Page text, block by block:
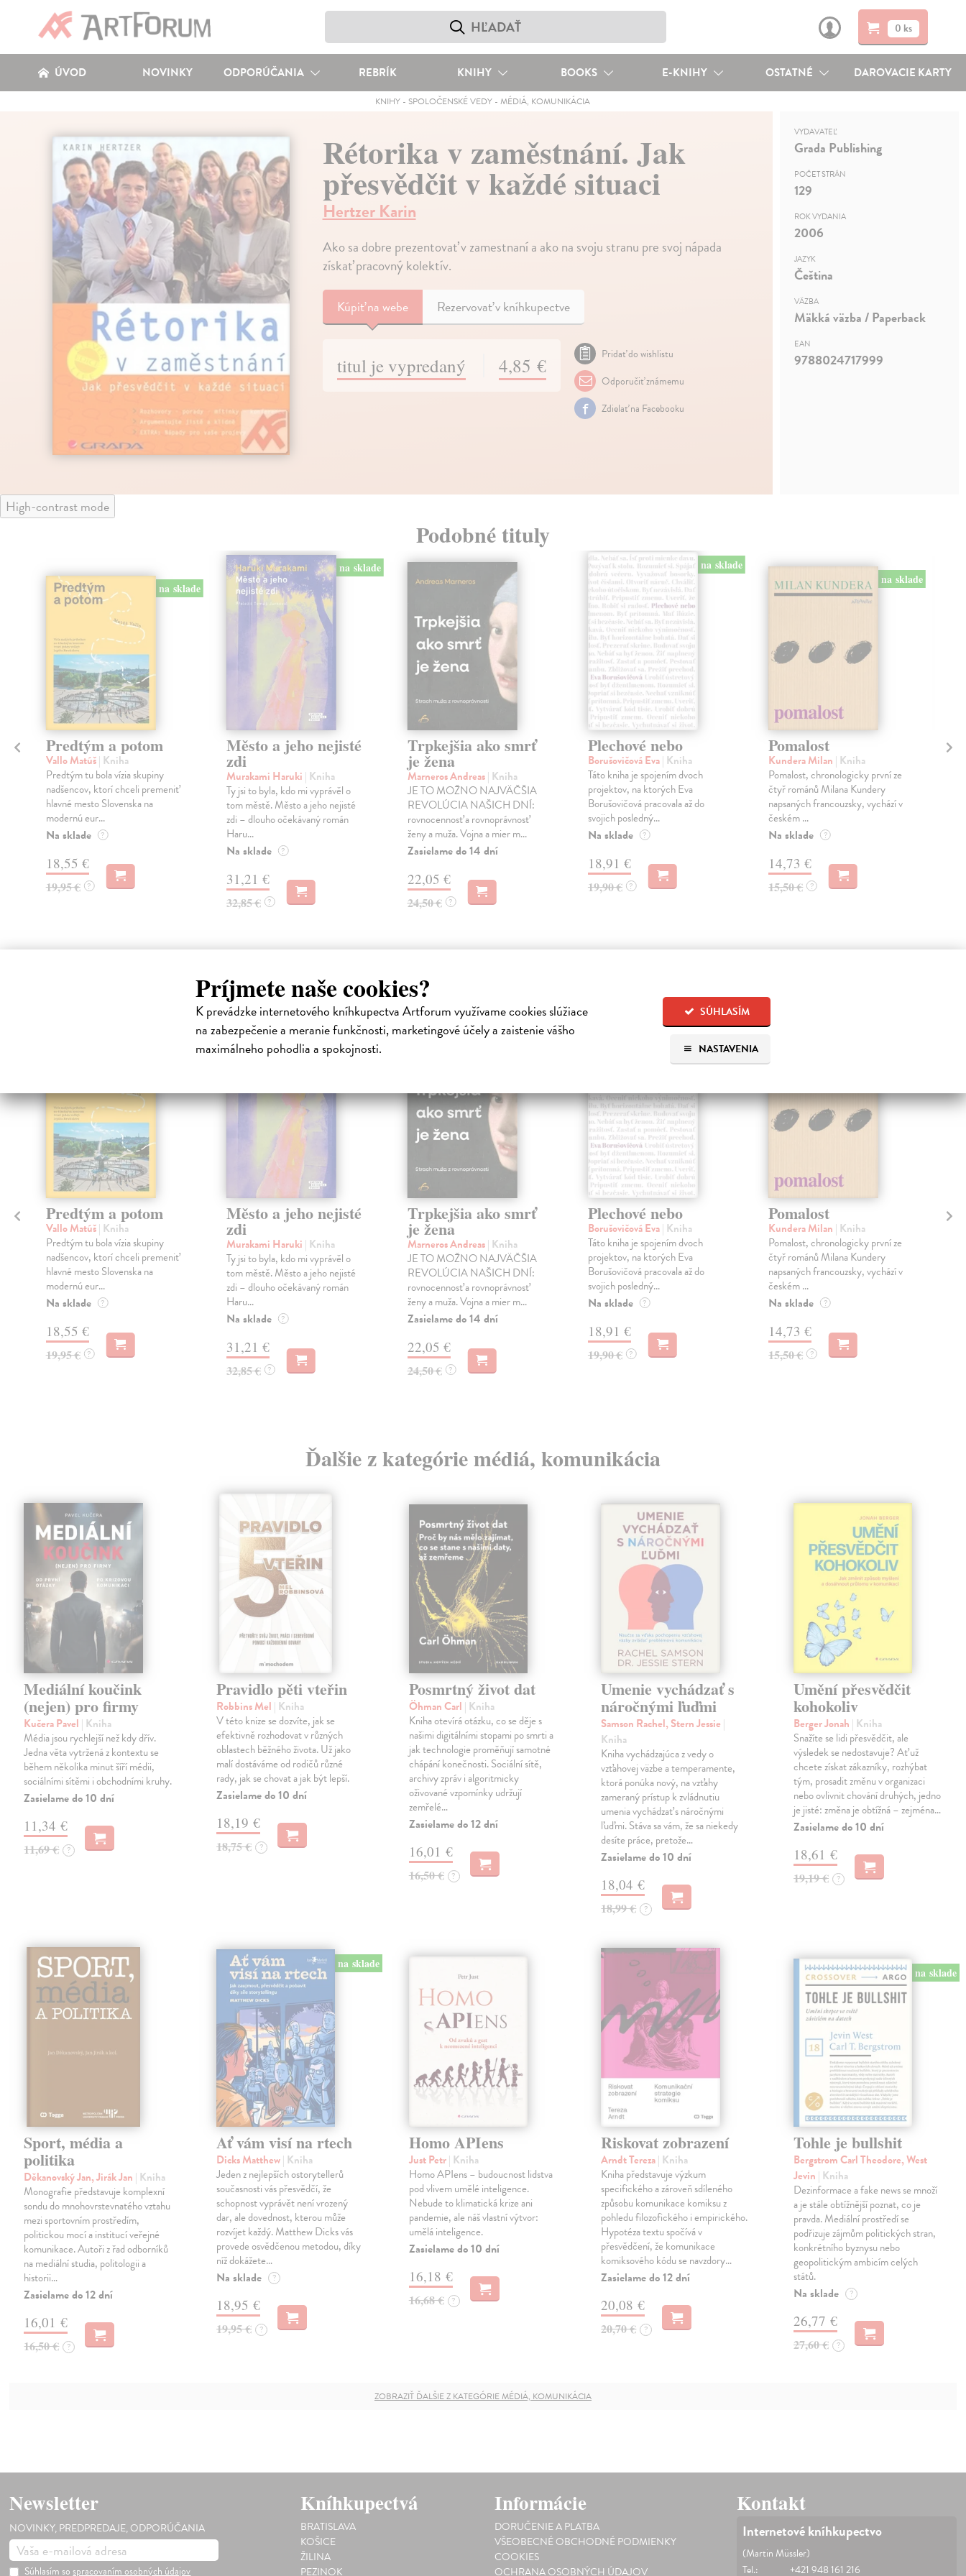
Príjmete naše cookies?
K prevádzke internetového kníhkupectva Artforum využívame cookies slúžiace
na zabezpečenie a meranie funkčnosti, marketingové účely a zaistenie vášho
maximálneho pohodlia a spokojnosti.
SÚHLASÍM
NASTAVENIA
0 ks
ÚVOD NOVINKY ODPORÚČANIA REBRÍK KNIHY BOOKS E-KNIHY OSTATNÉ DAROVACIE KARTY
KNIHY - SPOLOČENSKÉ VEDY -MÉDIÁ, KOMUNIKÁCIA
Rétorika v zaměstnání. Jak
přesvědčit v každé situaci
Hertzer Karin
Ako sa dobre prezentovať v zamestnaní a ako na svoju stranu pre svoj nápada
získať pracovný kolektív.
Kúpiťna webe Rezervovať v kníhkupectve
titul je vypredaný 4,85 €
Pridať do wishlistu
Odporučiť známemu
Zdielať na Facebooku
VYDAVATEĽ
Grada Publishing
POČET STRÁN
129
ROK VYDANIA
2006
JAZYK
Čeština
VÄZBA
Mäkká väzba / Paperback
EAN
9788024717999
High-contrast mode
Podobné tituly
na sklade
Predtým a potom
Vallo Matúš| Kniha
Predtým tu bola vízia skupiny
nadšencov, ktorí chceli premeniť
hlavné mesto Slovenska na
modernú eur...
Na sklade ?
18,55 €
19,95 € ?
na sklade
Město a jeho nejisté
zdi
Murakami Haruki | Kniha
Ty jsi to byla, kdo mi vyprávěl o
tom městě. Město a jeho nejisté
zdi – dlouho očekávaný román
Haru...
Na sklade ?
31,21 €
32,85 € ?
Trpkejšia ako smrť
je žena
Marneros Andreas| Kniha
JE TO MOŽNO NAJVÄČŠIA
REVOLÚCIA NAŠICH DNÍ:
rovnocennosť a rovnoprávnosť
ženy a muža. Vojna a mier m...
Zasielame do 14 dní
22,05 €
24,50 € ?
na sklade
Plechové nebo
Borušovičová Eva| Kniha
Táto kniha je spojením dvoch
projektov, na ktorých Eva
Borušovičová pracovala až do
svojich posledný...
Na sklade ?
18,91 €
19,90 € ?
na sklade
Pomalost
Kundera Milan | Kniha
Pomalost, chronologicky první ze
čtyř románů Milana Kundery
napsaných francouzsky, vychází v
českém ...
Na sklade ?
14,73 €
15,50 € ?
Čitatelia s podobným vkusom si kúpili aj:
na sklade
Predtým a potom
Vallo Matúš| Kniha
Predtým tu bola vízia skupiny
nadšencov, ktorí chceli premeniť
hlavné mesto Slovenska na
modernú eur...
Na sklade ?
18,55 €
19,95 € ?
na sklade
Město a jeho nejisté
zdi
Murakami Haruki | Kniha
Ty jsi to byla, kdo mi vyprávěl o
tom městě. Město a jeho nejisté
zdi – dlouho očekávaný román
Haru...
Na sklade ?
31,21 €
32,85 € ?
Trpkejšia ako smrť
je žena
Marneros Andreas| Kniha
JE TO MOŽNO NAJVÄČŠIA
REVOLÚCIA NAŠICH DNÍ:
rovnocennosť a rovnoprávnosť
ženy a muža. Vojna a mier m...
Zasielame do 14 dní
22,05 €
24,50 € ?
Plechové nebo
Borušovičová Eva| Kniha
Táto kniha je spojením dvoch
projektov, na ktorých Eva
Borušovičová pracovala až do
svojich posledný...
Na sklade ?
18,91 €
19,90 € ?
Pomalost
Kundera Milan | Kniha
Pomalost, chronologicky první ze
čtyř románů Milana Kundery
napsaných francouzsky, vychází v
českém ...
Na sklade ?
14,73 €
15,50 € ?
Ďalšie z kategórie médiá, komunikácia
Mediální koučink
(nejen) pro firmy
Kučera Pavel | Kniha
Média jsou rychlejší než kdy dřív.
Jedna věta vytržená z kontextu se
během několika minut šíří médii,
sociálními sítěmi i obchodními kruhy.
Zasielame do 10 dní
11,34 €
11,69 € ?
Pravidlo pěti vteřin
Robbins Mel | Kniha
V této knize se dozvíte, jak se
efektivně rozhodovat v různých
oblastech běžného života. Už jako
malí dostáváme od rodičů různé
rady, jak se chovat a jak být lepší.
Zasielame do 10 dní
18,19 €
18,75 € ?
Posmrtný život dat
Öhman Carl | Kniha
Kniha otevírá otázku, co se děje s
našimi digitálními stopami po smrti a
jak technologie proměňují samotné
chápání konečnosti. Sociální sítě,
archivy zpráv i algoritmicky
oživované vzpomínky udržují
zemřelé…
Zasielame do 12 dní
16,01 €
16,50 € ?
Umenie vychádzať s
náročnými ľuďmi
Samson Rachel, Stern Jessie |
Kniha
Kniha vychádzajúca z vedy o
vzťahovej väzbe a temperamente,
ktorá ponúka nový, na vzťahy
zameraný prístup k zvládnutiu
umenia vychádzať s náročnými
ľuďmi. Stáva sa vám, že sa niekedy
desíte práce, pretože…
Zasielame do 10 dní
18,04 €
18,99 € ?
Umění přesvědčit
kohokoliv
Berger Jonah | Kniha
Snažíte se lidi přesvědčit, ale
výsledek se nedostavuje? Ať už
chcete získat zákazníky, rozhýbat
tým, prosadit změnu v organizaci
nebo ovlivnit chování druhých, jedno
je jisté: změna je obtížná – zejména…
Zasielame do 10 dní
18,61 €
19,19 € ?
Sport, média a
politika
Děkanovský Jan, Jirák Jan | Kniha
Monografie představuje komplexní
sondu do mnohovrstevnatého vztahu
mezi sportovním prostředím,
politickou mocí a institucí veřejné
komunikace. Autoři z řad odborníků
na mediální studia, politologii a
historii…
Zasielame do 12 dní
16,01 €
16,50 € ?
na sklade
Ať vám visí na rtech
Dicks Matthew| Kniha
Jeden z nejlepších ostorytellerů
současnosti vás přesvědčí, že
schopnost vyprávět není vrozený
dar, ale dovednost, kterou může
rozvíjet každý. Matthew Dicks vás
provede osvědčenou metodou, díky
níž dokážete…
Na sklade ?
18,95 €
19,95 € ?
Homo APIens
Just Petr| Kniha
Homo APIens – budoucnost lidstva
pod vlivem umělé inteligence.
Nebude to klimatická krize ani
pandemie, ale náš vlastní výtvor:
umělá inteligence.
Zasielame do 10 dní
16,18 €
16,68 € ?
Riskovat zobrazení
Arndt Tereza| Kniha
Kniha představuje výzkum
specifického a zároveň sdíleného
způsobu komunikace komiksu z
pohledu filozofického i empirického.
Hypotéza textu spočívá v
přesvědčení, že komunikace
komiksového kódu se navzdory…
Zasielame do 12 dní
20,08 €
20,70 € ?
na sklade
Tohle je bullshit
Bergstrom Carl Theodore, West
Jevin | Kniha
Dezinformace a fake news se množí
a je stále obtížnější poznat, co je
pravda. Mediální prostředí se
podřizuje zájmům politických stran,
konkrétního byznysu nebo
geopolitickým ambicím celých
států.
Na sklade ?
26,77 €
27,60 € ?
ZOBRAZIŤ ĎALŠIE Z KATEGÓRIE MÉDIÁ, KOMUNIKÁCIA
Newsletter
NOVINKY, PREDPREDAJE, ODPORÚČANIA
Súhlasím sospracovaním osobných údajov
Kníhkupectvá
BRATISLAVA
KOŠICE
ŽILINA
PEZINOK
Informácie
DORUČENIE A PLATBA
VŠEOBECNÉ OBCHODNÉ PODMIENKY
COOKIES
OCHRANA OSOBNÝCH ÚDAJOV
Kontakt
Internetové kníhkupectvo
(Martin Müssler)
Tel.:
+421 948 161 216